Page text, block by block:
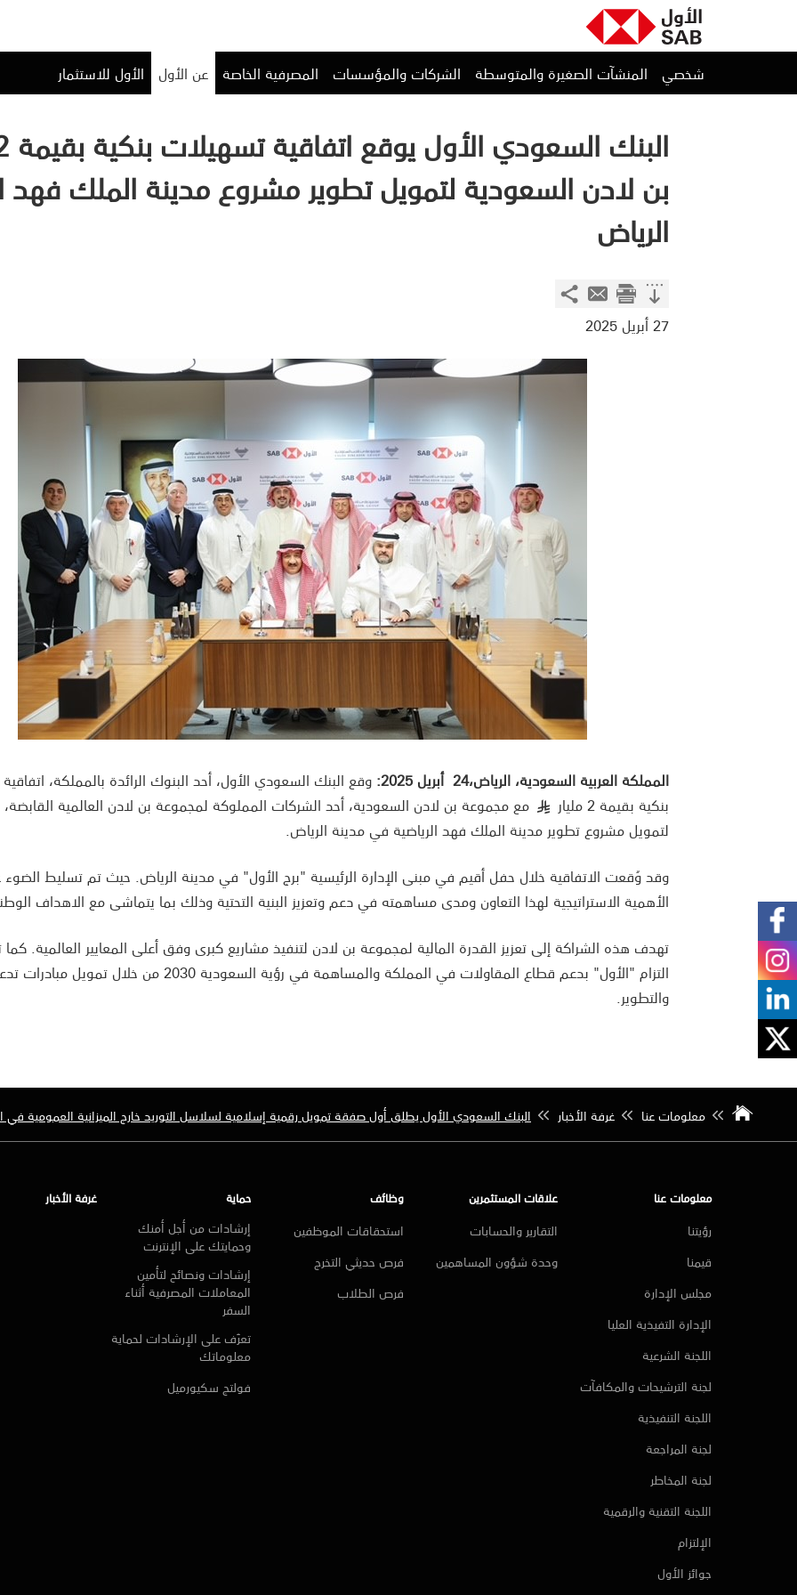
شخصي المنشآت الصغيرة والمتوسطة الشركات والمؤسسات المصرفية الخاصة عن الأول الأول للاستثمار
البنك السعودي الأول يوقع اتفاقية تسهيلات بنكية بقيمة 2 مليار
بن لادن السعودية لتمويل تطوير مشروع مدينة الملك فهد
الرياض
27 أبريل 2025
المملكة العربية السعودية، الرياض،24 أبريل 2025:
وقع البنك السعودي الأول، أحد البنوك الرائدة بالمملكة،
بنكية بقيمة 2 مليار
§ مع مجموعة بن لادن السعودية، أحد الشركات المملوكة لمجموعة بن لادن العالمية
لتمويل مشروع تطوير مدينة الملك فهد الرياضية في مدينة الرياض.
وقد وُقعت الاتفاقية خلال حفل أقيم في مبنى الإدارة الرئيسية "برج الأول" في مدينة الرياض. حيث تم تسليط
الأهمية الاستراتيجية لهذا التعاون ومدى مساهمته في دعم وتعزيز البنية التحتية وذلك بما يتماشى مع الاهداف
تهدف هذه الشراكة إلى تعزيز القدرة المالية لمجموعة بن لادن لتنفيذ مشاريع كبرى وفق أعلى المعايير العالمية.
التزام "الأول" بدعم قطاع المقاولات في المملكة والمساهمة في رؤية السعودية 2030 من
والتطوير.
معلومات عنا غرفة الأخبار البنك السعودي الأول يطلق أول صفقة تمويل رقمية إسلامية لسلاسل التوريد خارج الميزانية العمومية في
معلومات عنا
رؤيتنا
قيمنا
مجلس الإدارة
الإدارة التفيذية العليا
اللجنة الشرعية
لجنة الترشيحات والمكافآت
اللجنة التنفيذية
لجنة المراجعة
لجنة المخاطر
اللجنة التقنية والرقمية
الإلتزام
جوائز الأول
علاقات المستثمرين
التقارير والحسابات
وحدة شؤون المساهمين
وظائف
استحقاقات الموظفين
فرص حديثي التخرج
فرص الطلاب
حماية
إرشادات من أجل أمنك
وحمايتك على الإنترنت
إرشادات ونصائح لتأمين
المعاملات المصرفية أثناء
السفر
تعرّف على الإرشادات لحماية
معلوماتك
فولتج سكيورميل
غرفة الأخبار